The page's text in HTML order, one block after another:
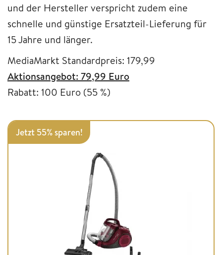
und der Hersteller verspricht zudem eine
schnelle und günstige Ersatzteil-Lieferung für
15 Jahre und länger.
MediaMarkt Standardpreis: 179,99
Aktionsangebot: 79,99 Euro
Rabatt: 100 Euro (55 %)
Jetzt 55% sparen!